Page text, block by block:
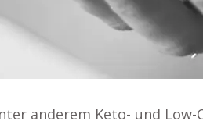
anderem Keto- und Low-